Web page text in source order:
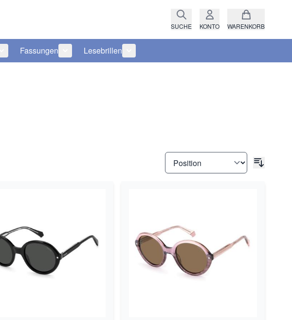
SUCHE KONTO WARENKORB
anzeigenUnter 40 Euro anzeigen
Untermenü für Kategorie Raritäten anzeigen
Fassungen
Untermenü für Kategorie Fassungen anzeigen
Lesebrillen
Untermenü für Kategorie Lesebrillen anzeigen